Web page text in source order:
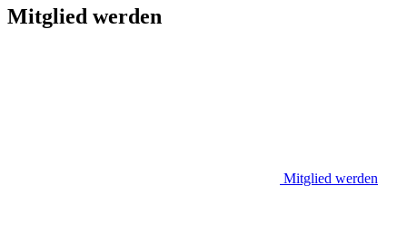
Mitglied werden
Mitglied werden